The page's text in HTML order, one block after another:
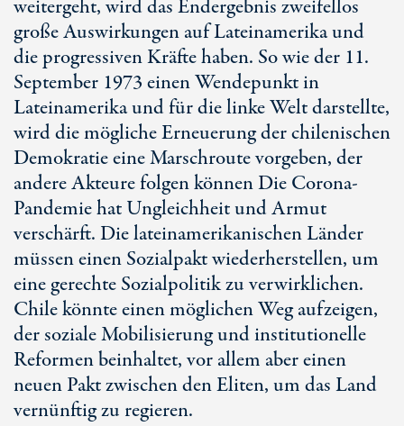
weitergeht, wird das Endergebnis zweifellos
große Auswirkungen auf Lateinamerika und
die progressiven Kräfte haben. So wie der 11.
September 1973 einen Wendepunkt in
Lateinamerika und für die linke Welt darstellte,
wird die mögliche Erneuerung der chilenischen
Demokratie eine Marschroute vorgeben, der
andere Akteure folgen können Die Corona-
Pandemie hat Ungleichheit und Armut
verschärft. Die lateinamerikanischen Länder
müssen einen Sozialpakt wiederherstellen, um
eine gerechte Sozialpolitik zu verwirklichen.
Chile könnte einen möglichen Weg aufzeigen,
der soziale Mobilisierung und institutionelle
Reformen beinhaltet, vor allem aber einen
neuen Pakt zwischen den Eliten, um das Land
vernünftig zu regieren.